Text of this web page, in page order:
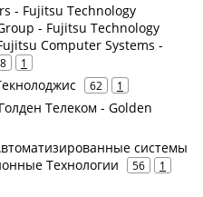
- Fujitsu Technology
- Fujitsu Technology
Computer Systems -
1
62 1
Телеком - Golden
системы
Технологии
56 1